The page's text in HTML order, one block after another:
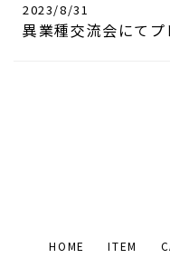
2023/8/31
異業種交流会にて
HOME ITEM